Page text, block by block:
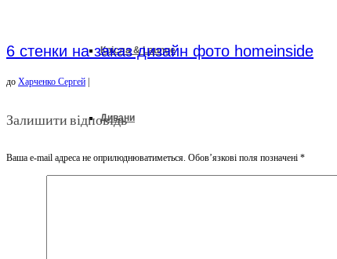
Крісла & Launge
Дивани
6 стенки на заказ дизайн фото homeinside
до Харченко Сергей
Залишити відповідь
Ваша e-mail адреса не оприлюднюватиметься. Обов’язкові поля позначені *